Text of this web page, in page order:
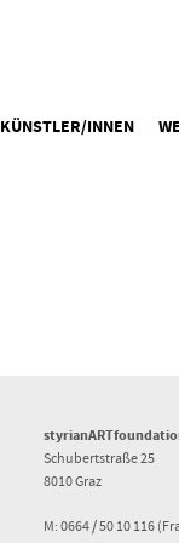
KÜNSTLER/INNEN
Schubertstraße 25
8010 Graz
M: 0664 / 50 10 116